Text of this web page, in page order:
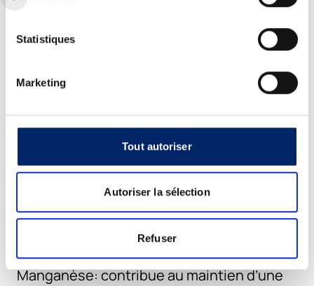
Statistiques
Marketing
Tout autoriser
Autoriser la sélection
Refuser
fonctionnement normal du système
Vitamine C: contribue à la formation
fonction normale des os et des cartilages,
à protéger les cellules contre le stress
oxydatif, à réduire la fatigue et à un
métabolisme énergétique normal.
Vitamine D: contribue au maintien d’une
fonction musculaire et d’une ossature
normales.
Manganèse: contribue au maintien d’une